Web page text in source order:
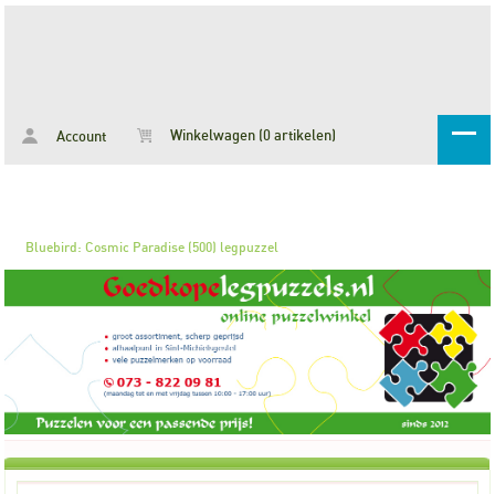
Account Winkelwagen (0 artikelen)
Bluebird: Cosmic Paradise (500) legpuzzel